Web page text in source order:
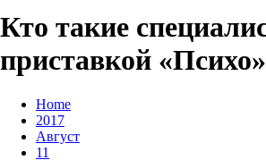
Кто такие
приставкой
Home
2017
Август
11